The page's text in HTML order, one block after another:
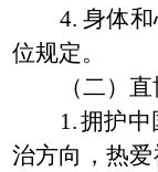
4. 身体
位规定。
（二）
1.拥护中
治方向，热